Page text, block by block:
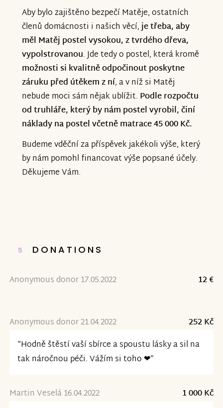
Aby bylo zajištěno bezpečí Matěje, ostatních
členů domácnosti i našich věcí,je třeba, aby
měl Matěj postel vysokou, z tvrdého dřeva,
vypolstrovanou. Jde tedy o postel, která kromě
možnosti si kvalitně odpočinout poskytne
záruku před útěkem z ní, a v níž si Matěj
nebude moci sám nějak ublížit. Podle rozpočtu
od truhláře, který by nám postel vyrobil, činí
náklady na postel včetně matrace 45 000 Kč.
Budeme vděční za příspěvek jakékoli výše, který
by nám pomohl financovat výše popsané účely.
Děkujeme Vám.
5 DONATIONS
Anonymous donor 17.05.2022 12 €
Anonymous donor 21.04.2022
252 Kč
“Hodně štěstí vaší sbírce a spoustu lásky a sil na
tak náročnou péči. Vážím si toho ❤”
Martin Veselá 16.04.2022
1 000 Kč